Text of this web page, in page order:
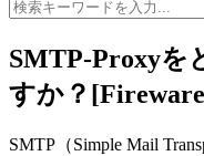
SMTP-Proxyを
すか？
SMTP（Simple Mail